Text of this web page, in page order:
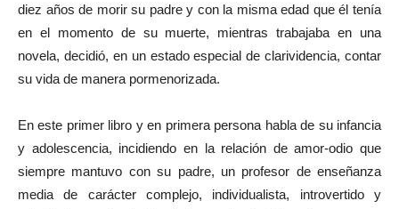
diez años de morir su padre y con la misma edad que él tenía
en el momento de su muerte, mientras trabajaba en una
novela, decidió, en un estado especial de clarividencia, contar
su vida de manera pormenorizada.
En este primer libro y en primera persona habla de su infancia
y adolescencia, incidiendo en la relación de amor-odio que
siempre mantuvo con su padre, un profesor de enseñanza
media de carácter complejo, individualista, introvertido y